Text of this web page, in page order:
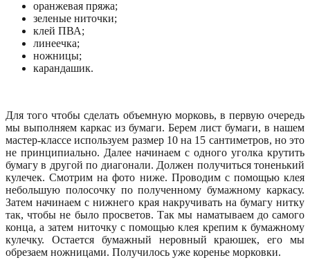
оранжевая пряжа;
зеленые ниточки;
клей ПВА;
линеечка;
ножницы;
карандашик.
Для того чтобы сделать объемную морковь, в первую очередь
мы выполняем каркас из бумаги. Берем лист бумаги, в нашем
мастер-классе используем размер 10 на 15 сантиметров, но это
не принципиально. Далее начинаем с одного уголка крутить
бумагу в другой по диагонали. Должен получиться тоненький
кулечек. Смотрим на фото ниже. Проводим с помощью клея
небольшую полосочку по полученному бумажному каркасу.
Затем начинаем с нижнего края накручивать на бумагу нитку
так, чтобы не было просветов. Так мы наматываем до самого
конца, а затем ниточку с помощью клея крепим к бумажному
кулечку. Остается бумажный неровный краюшек, его мы
обрезаем ножницами. Получилось уже коренье морковки.